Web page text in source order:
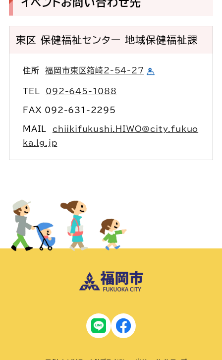
イベントお問い合わせ先
東区 保健福祉センター 地域保健福祉課
住所福岡市東区箱崎2-54-27
TEL 092-645-1088
FAX 092-631-2295
MAIL chiikifukushi.HIWO@city.fukuo
ka.lg.jp